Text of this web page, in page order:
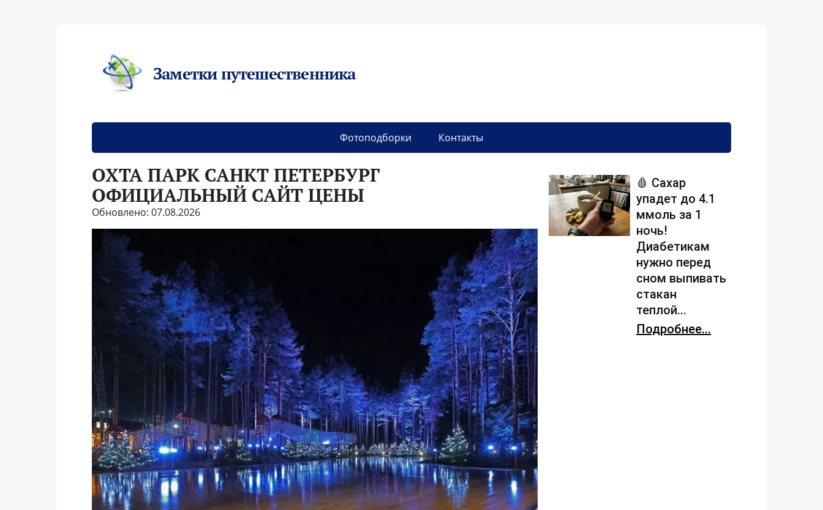
Заметки путешественника
Фотоподборки Контакты
ОХТА ПАРК САНКТ ПЕТЕРБУРГ
ОФИЦИАЛЬНЫЙ САЙТ ЦЕНЫ
Обновлено: 07.08.2026
🩸 Сахар
упадет до 4.1
ммоль за 1
ночь!
Диабетикам
нужно перед
сном выпивать
стакан
теплой...
Подробнее...